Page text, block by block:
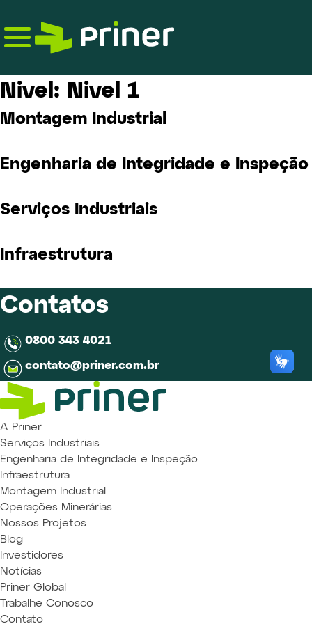
the
Nivel: Nivel 1
Montagem Industrial
Engenharia de Integridade e Inspeção
Serviços Industriais
Infraestrutura
Contatos
0800 343 4021
contato@priner.com.br
A Priner
Serviços Industriais
Engenharia de Integridade e Inspeção
Infraestrutura
Montagem Industrial
Operações Minerárias
Nossos Projetos
Blog
Investidores
Notícias
Priner Global
Trabalhe Conosco
Contato